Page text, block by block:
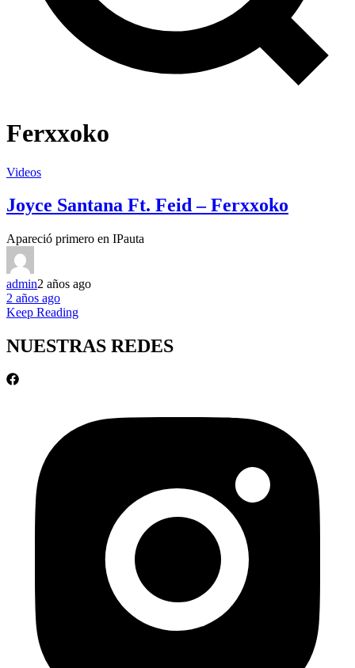
Ferxxoko
Videos
Joyce Santana Ft. Feid – Ferxxoko
Apareció primero en IPauta
admin2 años ago
2 años ago
Keep Reading
NUESTRAS REDES